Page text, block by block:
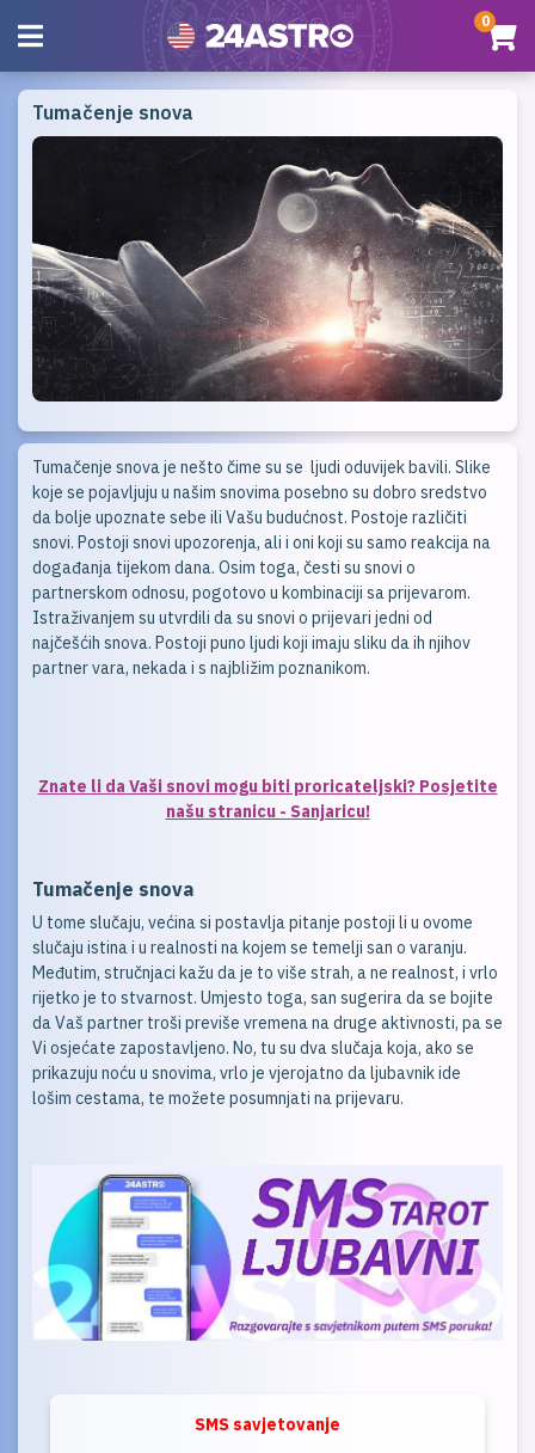
0
Tumačenje snova
Tumačenje snova je nešto čime su se ljudi oduvijek bavili. Slike
koje se pojavljuju u našim snovima posebno su dobro sredstvo
da bolje upoznate sebe ili Vašu budućnost. Postoje različiti
snovi. Postoji snovi upozorenja, ali i oni koji su samo reakcija na
događanja tijekom dana. Osim toga, česti su snovi o
partnerskom odnosu, pogotovo u kombinaciji sa prijevarom.
Istraživanjem su utvrdili da su snovi o prijevari jedni od
najčešćih snova. Postoji puno ljudi koji imaju sliku da ih njihov
partner vara, nekada i s najbližim poznanikom.
Znate li da Vaši snovi mogu biti proricateljski? Posjetite
našu stranicu - Sanjaricu!
Tumačenje snova
U tome slučaju, većina si postavlja pitanje postoji li u ovome
slučaju istina i u realnosti na kojem se temelji san o varanju.
Međutim, stručnjaci kažu da je to više strah, a ne realnost, i vrlo
rijetko je to stvarnost. Umjesto toga, san sugerira da se bojite
da Vaš partner troši previše vremena na druge aktivnosti, pa se
Vi osjećate zapostavljeno. No, tu su dva slučaja koja, ako se
prikazuju noću u snovima, vrlo je vjerojatno da ljubavnik ide
lošim cestama, te možete posumnjati na prijevaru.
SMS savjetovanje